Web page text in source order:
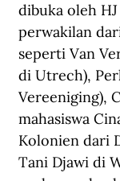
dibuka oleh
perwakilan
seperti Van
di Utrech),
Vereeniging),
mahasiswa
Kolonien dari
Tani Djawi di